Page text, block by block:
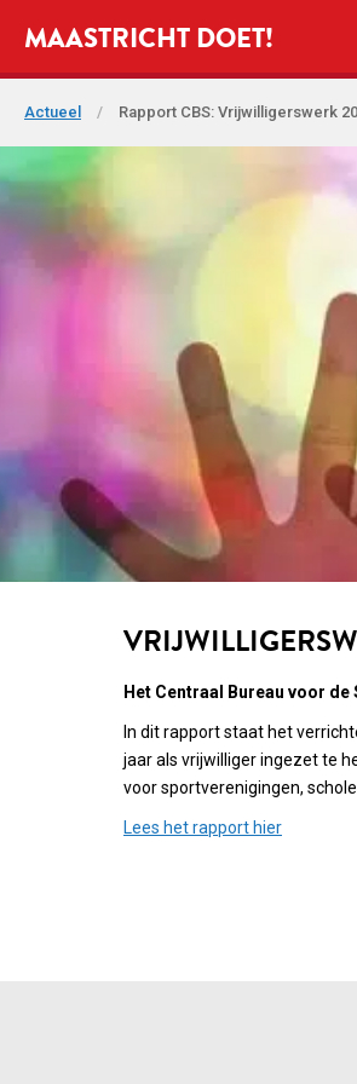
MAASTRICHT DOET!
Actueel / Rapport CBS: Vrijwilligerswerk
Het Centraal Bureau voor
In dit rapport staat het
jaar als vrijwilliger ingezet te
voor sportverenigingen,
Lees het rapport hier